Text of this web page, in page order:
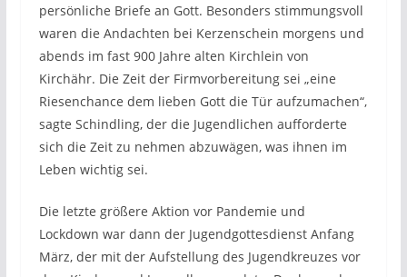
persönliche Briefe an Gott. Besonders stimmungsvoll
waren die Andachten bei Kerzenschein morgens und
abends im fast 900 Jahre alten Kirchlein von
Kirchähr. Die Zeit der Firmvorbereitung sei „eine
Riesenchance dem lieben Gott die Tür aufzumachen“,
sagte Schindling, der die Jugendlichen aufforderte
sich die Zeit zu nehmen abzuwägen, was ihnen im
Leben wichtig sei.
Die letzte größere Aktion vor Pandemie und
Lockdown war dann der Jugendgottesdienst Anfang
März, der mit der Aufstellung des Jugendkreuzes vor